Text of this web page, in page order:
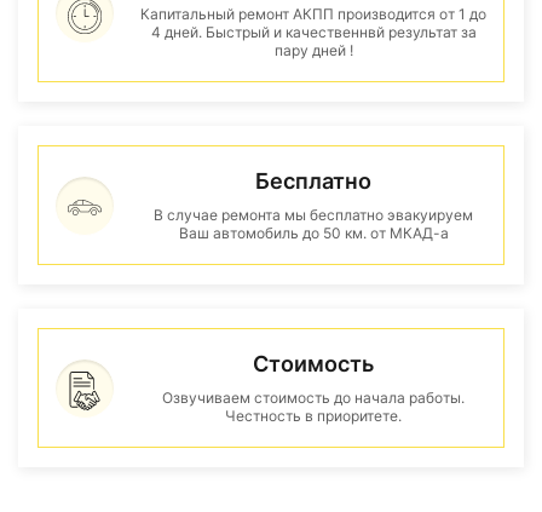
Капитальный ремонт АКПП производится от 1 до
4 дней. Быстрый и качественнвй результат за
пару дней !
Бесплатно
В случае ремонта мы бесплатно эвакуируем
Ваш автомобиль до 50 км. от МКАД-а
Стоимость
Озвучиваем стоимость до начала работы.
Честность в приоритете.